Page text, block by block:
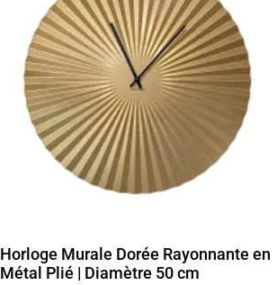
Horloge Murale Dorée Rayonnante en
Métal Plié | Diamètre 50 cm